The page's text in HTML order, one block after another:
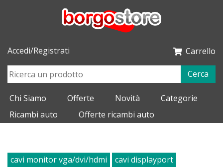
Accedi/Registrati Carrello
Cerca
Chi Siamo Offerte Novità
Categorie
Ricambi auto
Offerte ricambi auto
cavi monitor vga/dvi/hdmi cavi displayport